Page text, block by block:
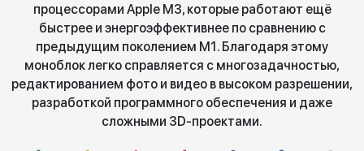
процессорами Apple M3, которые работают ещё
быстрее и энергоэффективнее по сравнению с
предыдущим поколением M1. Благодаря этому
моноблок легко справляется с многозадачностью,
редактированием фото и видео в высоком разрешении,
разработкой программного обеспечения и даже
сложными 3D-проектами.